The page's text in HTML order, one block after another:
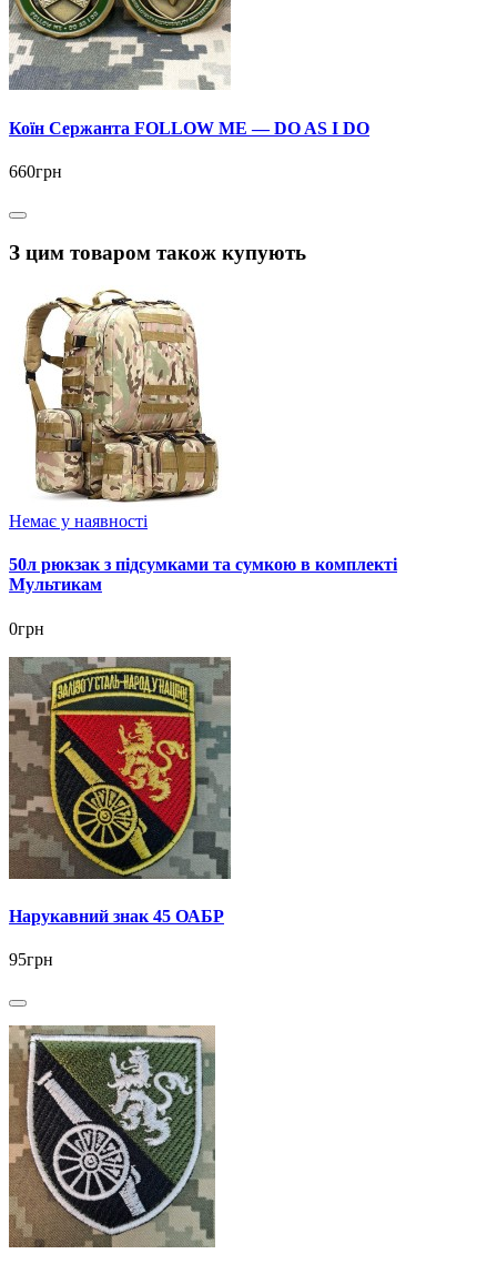
Коїн Сержанта FOLLOW ME — DO AS I DO
660грн
З цим товаром також купують
Немає у наявності
50л рюкзак з підсумками та сумкою в комплекті
Мультикам
0грн
Нарукавний знак 45 ОАБР
95грн